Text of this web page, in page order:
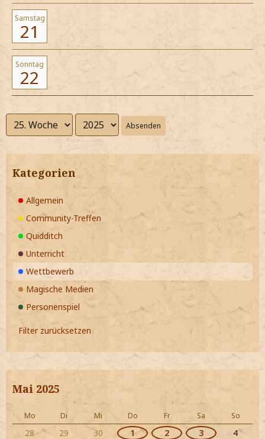
Samstag
21
Sonntag
22
Absenden
Kategorien
Allgemein
Community-Treffen
Quidditch
Unterricht
Wettbewerb
Magische Medien
Personenspiel
Filter zurücksetzen
Mai 2025
Mo Di Mi Do Fr Sa So
28 29 30 1 2 3
4